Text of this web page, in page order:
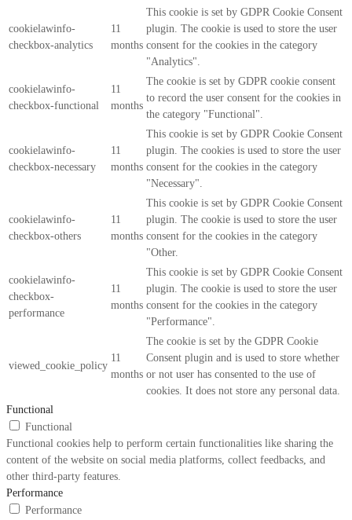
cookielawinfo-
checkbox-analytics
11
months
This cookie is set by GDPR Cookie Consent
plugin. The cookie is used to store the user
consent for the cookies in the category
"Analytics".
cookielawinfo-
checkbox-functional
11
months
The cookie is set by GDPR cookie consent
to record the user consent for the cookies in
the category "Functional".
cookielawinfo-
checkbox-necessary
11
months
This cookie is set by GDPR Cookie Consent
plugin. The cookies is used to store the user
consent for the cookies in the category
"Necessary".
cookielawinfo-
checkbox-others
11
months
This cookie is set by GDPR Cookie Consent
plugin. The cookie is used to store the user
consent for the cookies in the category
"Other.
cookielawinfo-
checkbox-
performance
11
months
This cookie is set by GDPR Cookie Consent
plugin. The cookie is used to store the user
consent for the cookies in the category
"Performance".
viewed_cookie_policy
11
months
The cookie is set by the GDPR Cookie
Consent plugin and is used to store whether
or not user has consented to the use of
cookies. It does not store any personal data.
Functional
Functional
Functional cookies help to perform certain functionalities like sharing the
content of the website on social media platforms, collect feedbacks, and
other third-party features.
Performance
Performance